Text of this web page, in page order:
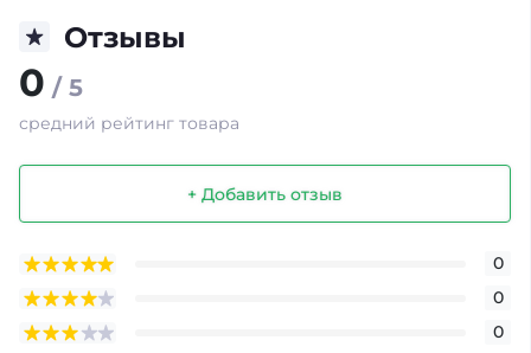
Отзывы
0 / 5
средний рейтинг товара
+ Добавить отзыв
0
0
0